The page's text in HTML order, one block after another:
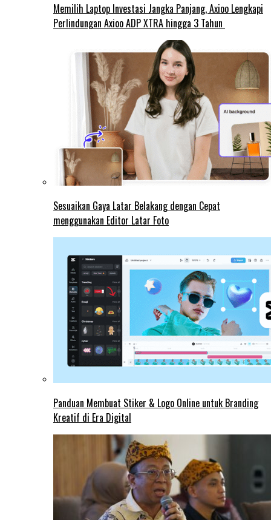
Memilih Laptop Investasi Jangka Panjang, Axioo Lengkapi
Perlindungan Axioo ADP XTRA hingga 3 Tahun
Sesuaikan Gaya Latar Belakang dengan Cepat
menggunakan Editor Latar Foto
Panduan Membuat Stiker & Logo Online untuk Branding
Kreatif di Era Digital